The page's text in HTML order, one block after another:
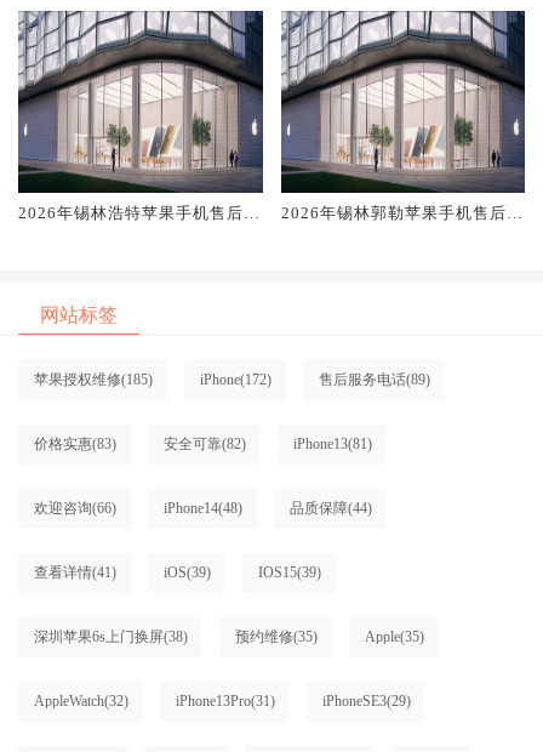
排名对比知名
碑排名对比知名
2026年锡林浩特苹果手机售后服
2026年锡林郭勒苹果手机售后服
网站标签
苹果授权维修(185) iPhone(172) 售后服务电话(89)
价格实惠(83) 安全可靠(82) iPhone13(81)
欢迎咨询(66) iPhone14(48) 品质保障(44)
查看详情(41) iOS(39) IOS15(39)
深圳苹果6s上门换屏(38) 预约维修(35) Apple(35)
AppleWatch(32) iPhone13Pro(31) iPhoneSE3(29)